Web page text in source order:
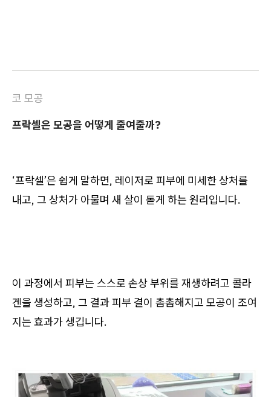
코 모공
프락셀은 모공을 어떻게 줄여줄까?
‘프락셀’은 쉽게 말하면, 레이저로 피부에 미세한 상처를
내고, 그 상처가 아물며 새 살이 돋게 하는 원리입니다.
이 과정에서 피부는 스스로 손상 부위를 재생하려고 콜라
겐을 생성하고, 그 결과 피부 결이 촘촘해지고 모공이 조여
지는 효과가 생깁니다.